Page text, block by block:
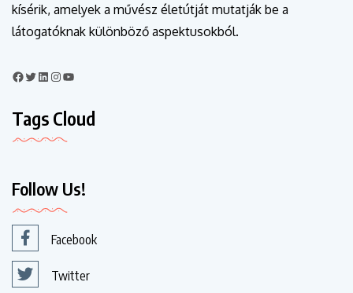
kísérik, amelyek a művész életútját mutatják be a
látogatóknak különböző aspektusokból.
Tags Cloud
Follow Us!
Facebook
Twitter